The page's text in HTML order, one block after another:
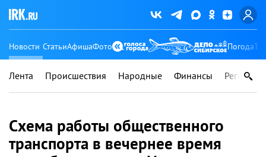
Новости СтатьиАфишаФото Погода
Лента Происшествия Народные Финансы Регионы
Схема работы общественного
транспорта в вечернее время